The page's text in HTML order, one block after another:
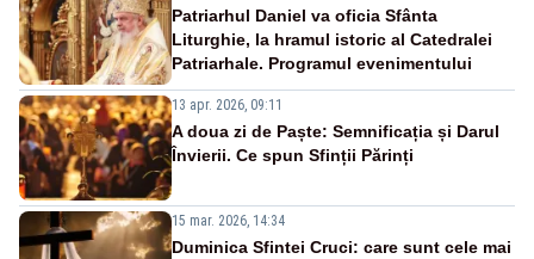
Patriarhul Daniel va oficia Sfânta
Liturghie, la hramul istoric al Catedralei
Patriarhale. Programul evenimentului
13 apr. 2026, 09:11
A doua zi de Paște: Semnificația și Darul
Învierii. Ce spun Sfinții Părinți
15 mar. 2026, 14:34
Duminica Sfintei Cruci: care sunt cele mai